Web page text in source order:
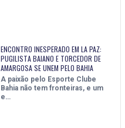
ENCONTRO INESPERADO EM LA PAZ:
PUGILISTA BAIANO E TORCEDOR DE
AMARGOSA SE UNEM PELO BAHIA
A paixão pelo Esporte Clube
Bahia não tem fronteiras, e um
e…